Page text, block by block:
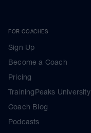
FOR COACHES
Sign Up
Become a Coach
Pricing
TrainingPeaks University
Coach Blog
Podcasts